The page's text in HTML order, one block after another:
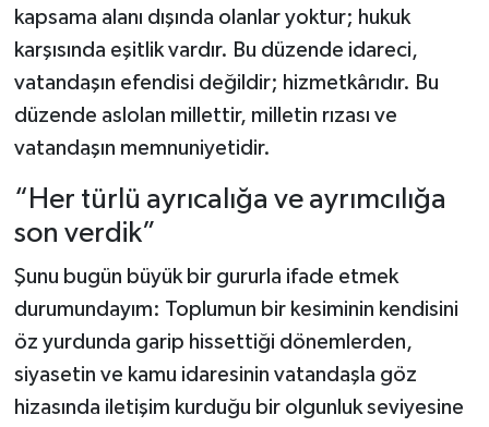
kapsama alanı dışında olanlar yoktur; hukuk
karşısında eşitlik vardır. Bu düzende idareci,
vatandaşın efendisi değildir; hizmetkârıdır. Bu
düzende aslolan millettir, milletin rızası ve
vatandaşın memnuniyetidir.
“Her türlü ayrıcalığa ve ayrımcılığa
son verdik”
Şunu bugün büyük bir gururla ifade etmek
durumundayım: Toplumun bir kesiminin kendisini
öz yurdunda garip hissettiği dönemlerden,
siyasetin ve kamu idaresinin vatandaşla göz
hizasında iletişim kurduğu bir olgunluk seviyesine